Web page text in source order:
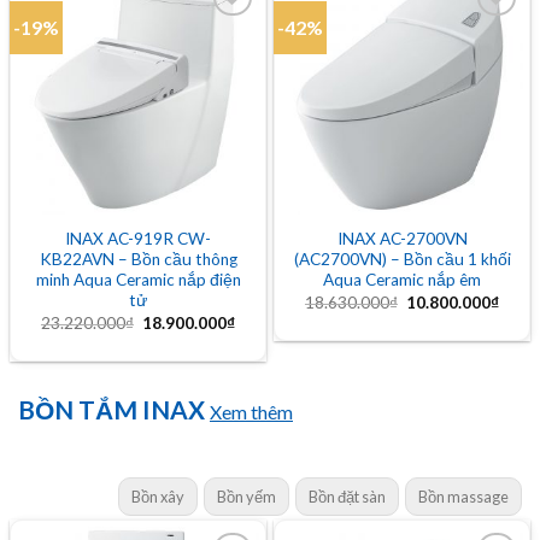
-19%
INAX AC-919R CW-
KB22AVN – Bồn cầu thông
minh Aqua Ceramic nắp điện
tử
23.220.000₫ Giá
23.220.000₫.
18.900.000₫Giá
là:
-42%
Add to
wishlist
INAX AC-2700VN
(AC2700VN) – Bồn cầu 1 khối
Aqua Ceramic nắp êm
18.630.000₫ Giá
18.630.000₫.
10.800.000₫Giá
là:
BỒN TẮM INAX Xem thêm
Bồn xây Bồn yếm Bồn đặt sàn Bồn massage